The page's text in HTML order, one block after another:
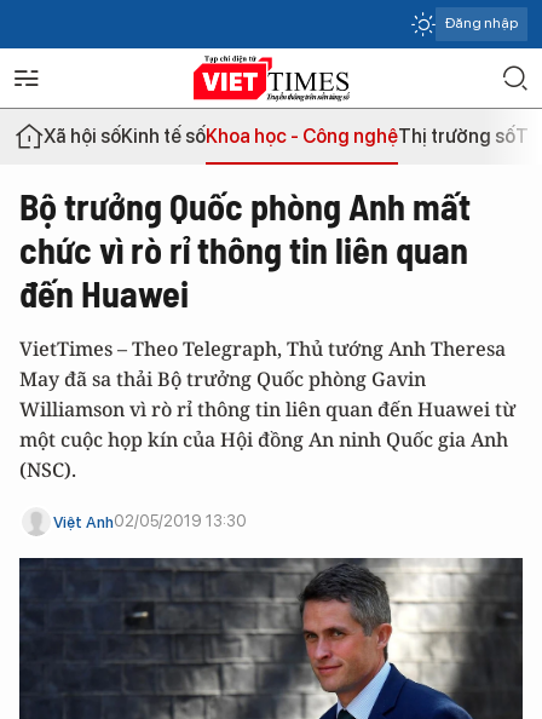
Đăng nhập
Xã hội sốKinh tế sốKhoa học - Công nghệThị trường số
Bộ trưởng Quốc phòng Anh mất
chức vì rò rỉ thông tin liên quan
đến Huawei
VietTimes – Theo Telegraph, Thủ tướng Anh Theresa
May đã sa thải Bộ trưởng Quốc phòng Gavin
Williamson vì rò rỉ thông tin liên quan đến Huawei từ
một cuộc họp kín của Hội đồng An ninh Quốc gia Anh
(NSC).
Việt Anh02/05/2019 13:30